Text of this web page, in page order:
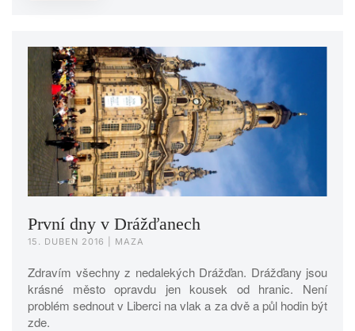
První dny v Drážďanech
15. DUBEN 2016 | MAZA
Zdravím všechny z nedalekých Drážďan. Drážďany jsou
krásné město opravdu jen kousek od hranic. Není
problém sednout v Liberci na vlak a za dvě a půl hodin být
zde.